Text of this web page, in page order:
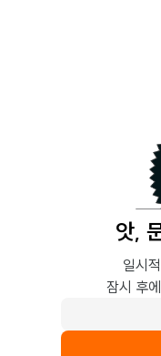
앗,
일시
잠시 후